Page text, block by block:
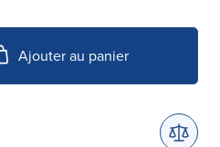
Ajouter au panier